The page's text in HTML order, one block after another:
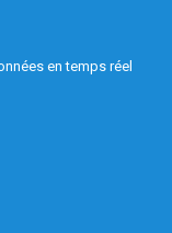
en temps réel